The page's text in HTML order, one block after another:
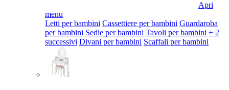
Apri
menu
Letti per bambini Cassettiere per bambini Guardaroba
per bambini Sedie per bambini Tavoli per bambini + 2
successivi Divani per bambini Scaffali per bambini